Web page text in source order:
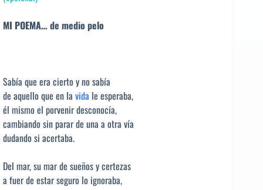
MI POEMA… de medio pelo
Sabía que era cierto y no sabía
de aquello que en la vida le esperaba,
él mismo el porvenir desconocía,
cambiando sin parar de una a otra vía
dudando si acertaba.
Del mar, su mar de sueños y certezas
a fuer de estar seguro lo ignoraba,